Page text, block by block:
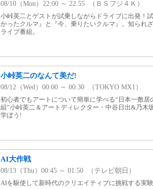
08/10（Mon）22:00 ～ 22:55 （ＢＳフジ４Ｋ）
小峠英二とゲストが試乗しながらドライブに出発！
かったクルマ』と『今、乗りたいクルマ』。知られ
ライブ番組。
小峠英二のなんて美だ!
08/12（Wed）00:00 ～ 00:30 （TOKYO MX1）
初心者でもアートについて簡単に学べる“日本一敷
組”小峠英二＆アートディレクター・中谷日出&乃木
学ぼう!
AI大作戦
08/13（Thu）00:45 ～ 01:50 （テレビ朝日）
AIを駆使して新時代のクリエイティブに挑戦する実